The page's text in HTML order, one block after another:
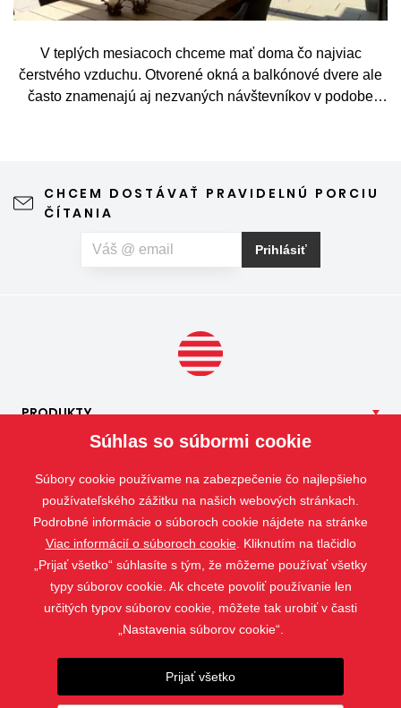
V teplých mesiacoch chceme mať doma čo najviac
čerstvého vzduchu. Otvorené okná a balkónové dvere ale
často znamenajú aj nezvaných návštevníkov v podobe
leto naplno. Kvalitná sieťka na hmyz zároveň nijako neruší
výhľad z okna ani vzhľad domu, vyžaduje len minimálnu
vás okrem hmyzu trápia aj peľové alergie, môžete zvoliť
špeciálnu sieť proti peľu, ktorá pomáha obmedziť
CHCEM DOSTÁVAŤ PRAVIDELNÚ PORCIU
ČÍTANIA
Prihlásiť
PRODUKTY
SLUŽBY
ISOTRA
KONTAKT
Súhlas so súbormi cookie
Súbory cookie používame na zabezpečenie čo najlepšieho
používateľského zážitku na našich webových stránkach.
Podrobné informácie o súboroch cookie nájdete na stránke
Viac informácií o súboroch cookie. Kliknutím na tlačidlo
„Prijať všetko“ súhlasíte s tým, že môžeme používať všetky
typy súborov cookie. Ak chcete povoliť používanie len
určitých typov súborov cookie, môžete tak urobiť v časti
„Nastavenia súborov cookie“.
Prijať všetko